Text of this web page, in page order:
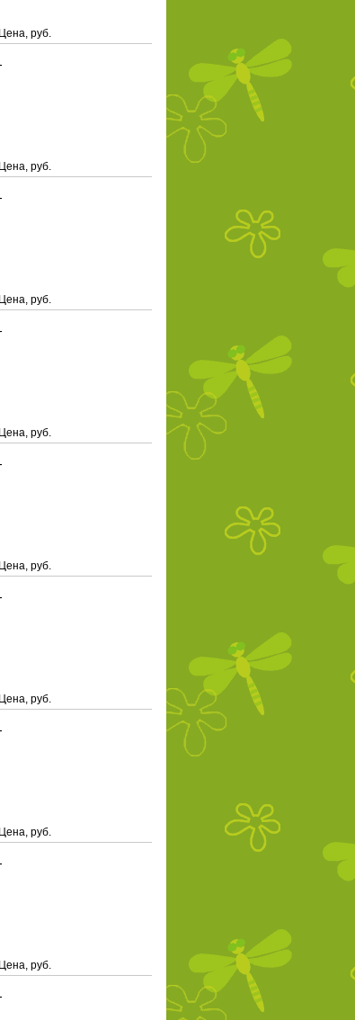
Цена, руб.
Цена, руб.
Цена, руб.
Цена, руб.
Цена, руб.
Цена, руб.
Цена, руб.
Цена, руб.